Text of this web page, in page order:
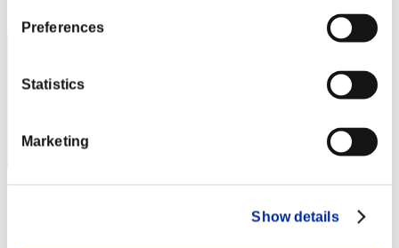
Preferences
Statistics
Marketing
Show details